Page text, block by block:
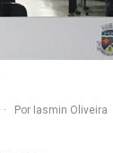
· Por Iasmin Oliveira